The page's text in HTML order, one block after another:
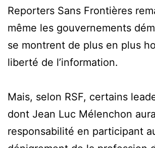
Reporters Sans Frontières
même les gouvernements
se montrent de plus en plus
liberté de l’information.
Mais, selon RSF, certains
dont Jean Luc Mélenchon
responsabilité en participant